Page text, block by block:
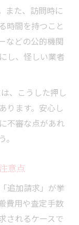
また、訪問時に
時間を持つこと
などの公的機関
し、怪しい業者
、こうした押し
ります。安心し
不審な点があれ
意点
追加請求」が挙
費用や査定手数
されるケースで